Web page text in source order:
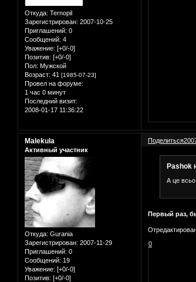
Откуда: Ternopil
Зарегистрирован: 2007-10-25
Приглашений: 0
Сообщений: 4
Уважение: [+0/-0]
Позитив: [+0/-0]
Пол: Мужской
Возраст: 41 [1985-07-23]
Провел на форуме:
1 час 0 минут
Последний визит:
2008-01-17 11:36:22
Поделиться
Malekula
Активный участник
Откуда: Gurania
Зарегистрирован: 2007-11-29
Приглашений: 0
Сообщений: 19
Уважение: [+0/-0]
Позитив: [+0/-0]
Pashok
А це всьо
Первый раз,
0